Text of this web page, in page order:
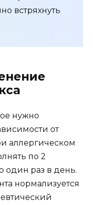
встряхнуть
нужно
от
аллергическом
по 2
один раз в день.
нормализуется